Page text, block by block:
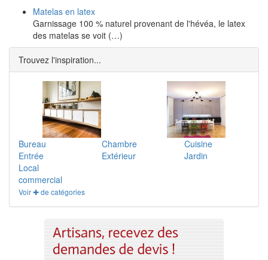
Matelas en latex
Garnissage 100 % naturel provenant de l'hévéa, le latex
des matelas se voit (…)
Trouvez l'inspiration...
Bureau Chambre
Cuisine
Entrée
Extérieur
Jardin
Local
commercial
Voir ✚ de catégories